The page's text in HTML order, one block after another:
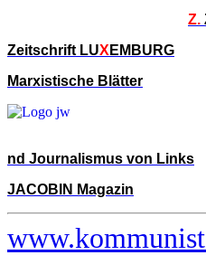
Z.
Zeitschrift LUX EMBURG
Marxistische Blätter
nd Journalismus von Links
JACOBIN Magazin